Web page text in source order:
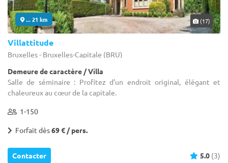
... 21 km (17)
Villattitude
Bruxelles - Bruxelles-Capitale (BRU)
Demeure de caractère / Villa
Salle de séminaire : Profitez d’un endroit original, élégant et
chaleureux au cœur de la capitale.
1-150
Forfait dès69 € / pers.
Contacter 5.0 (3)